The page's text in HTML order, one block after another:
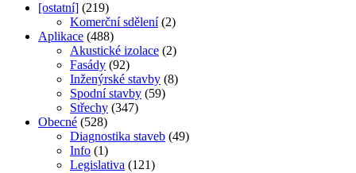
[ostatní] (219)
Komerční sdělení (2)
Aplikace (488)
Akustické izolace (2)
Fasády (92)
Inženýrské stavby (8)
Spodní stavby (59)
Střechy (347)
Obecné (528)
Diagnostika staveb (49)
Info (1)
Legislativa (121)